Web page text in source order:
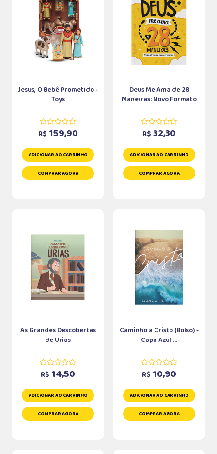
Jesus, O Bebê Prometido -
Toys
R$ 159,90
ADICIONAR AO CARRINHO
COMPRAR AGORA
Deus Me Ama de 28
Maneiras: Novo Formato
R$ 32,30
ADICIONAR AO CARRINHO
COMPRAR AGORA
As Grandes Descobertas
de Urias
R$ 14,50
ADICIONAR AO CARRINHO
COMPRAR AGORA
Caminho a Cristo (Bolso) -
Capa Azul ...
R$ 10,90
ADICIONAR AO CARRINHO
COMPRAR AGORA